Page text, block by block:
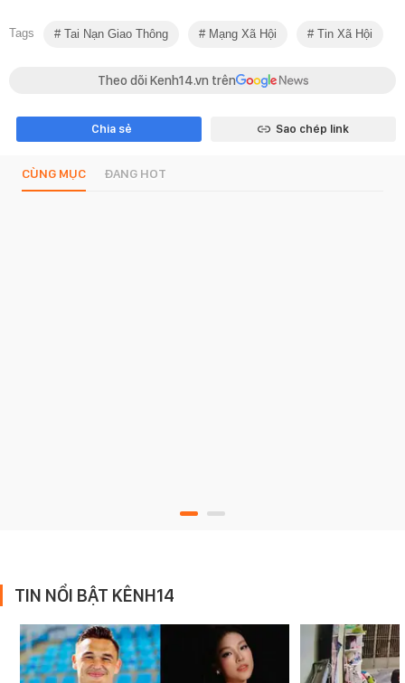
Tags Tai Nạn Giao Thông Mạng Xã Hội Tin Xã Hội
Theo dõi Kenh14.vn trên
Chia sẻ Sao chép link
CÙNG MỤC ĐANG HOT
TIN NỔI BẬT KÊNH14